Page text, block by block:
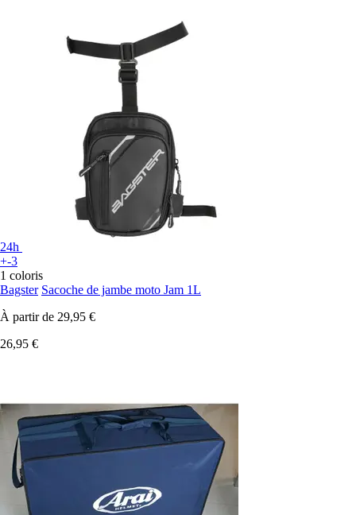
24h
+-3
1 coloris
Bagster Sacoche de jambe moto Jam 1L
À partir de 29,95 €
26,95 €